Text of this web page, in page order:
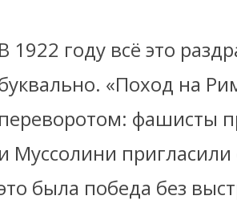
В 1922 году всё это
«Поход на
переворотом: фашисты
и Муссолини
была победа без